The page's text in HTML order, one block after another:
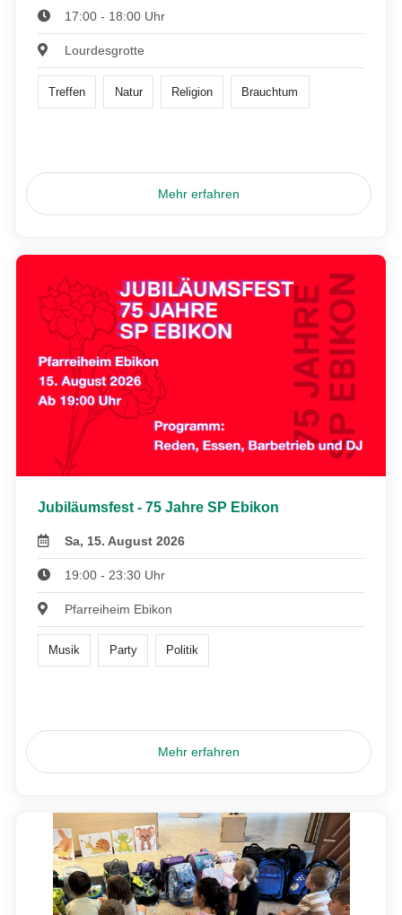
17:00 - 18:00 Uhr
Lourdesgrotte
Treffen Natur Religion Brauchtum
Mehr erfahren
Jubiläumsfest - 75 Jahre SP Ebikon
Sa, 15. August 2026
19:00 - 23:30 Uhr
Pfarreiheim Ebikon
Musik Party Politik
Mehr erfahren